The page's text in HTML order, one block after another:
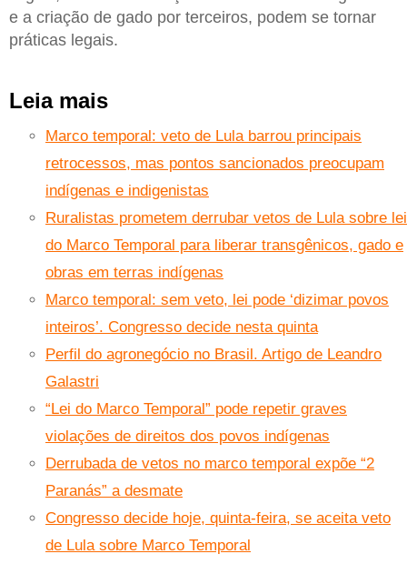
e a criação de gado por terceiros, podem se tornar
práticas legais.
Leia mais
Marco temporal: veto de Lula barrou principais
retrocessos, mas pontos sancionados preocupam
indígenas e indigenistas
Ruralistas prometem derrubar vetos de Lula sobre lei
do Marco Temporal para liberar transgênicos, gado e
obras em terras indígenas
Marco temporal: sem veto, lei pode ‘dizimar povos
inteiros’. Congresso decide nesta quinta
Perfil do agronegócio no Brasil. Artigo de Leandro
Galastri
“Lei do Marco Temporal” pode repetir graves
violações de direitos dos povos indígenas
Derrubada de vetos no marco temporal expõe “2
Paranás” a desmate
Congresso decide hoje, quinta-feira, se aceita veto
de Lula sobre Marco Temporal